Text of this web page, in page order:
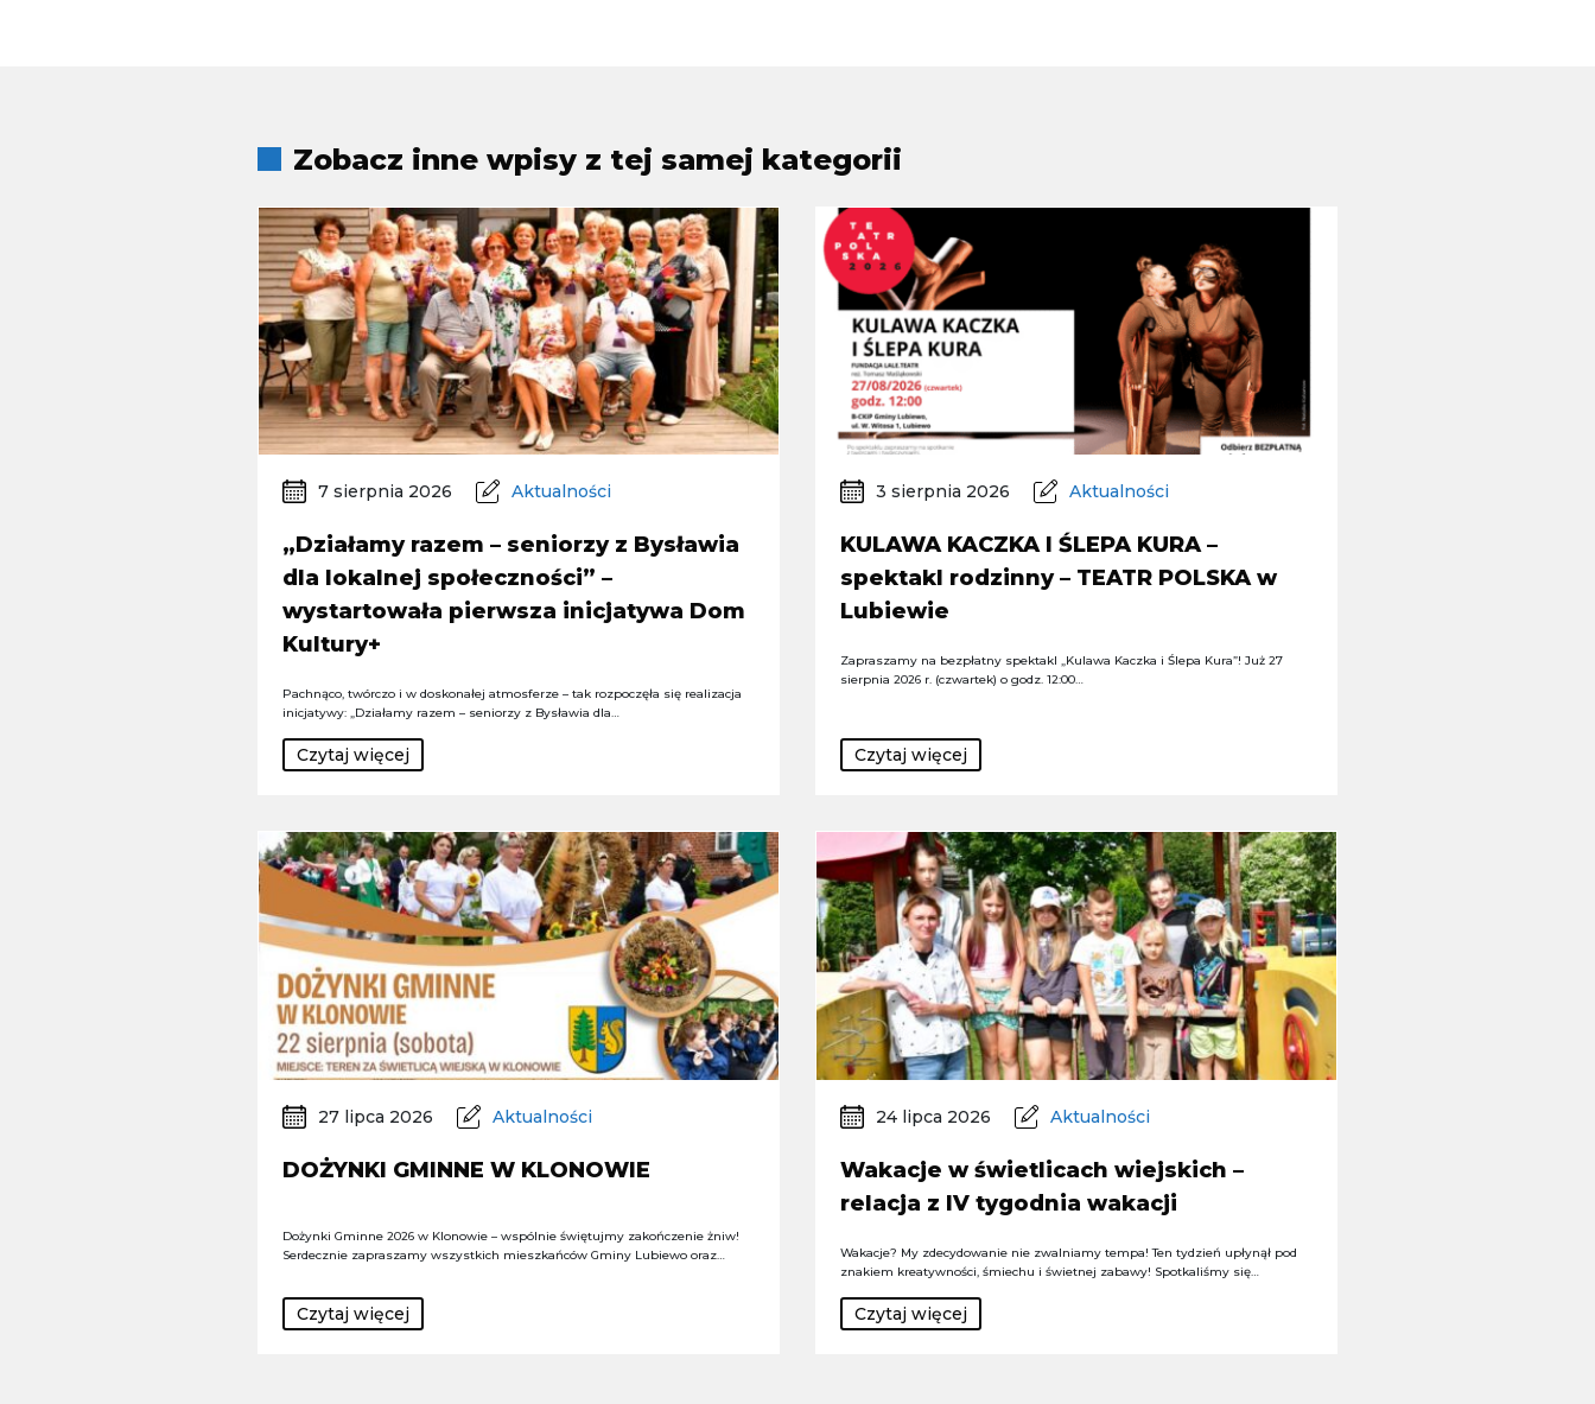
Zobacz inne wpisy z tej samej kategorii
7 sierpnia 2026 Aktualności
„Działamy razem – seniorzy z Bysławia
dla lokalnej społeczności” –
wystartowała pierwsza inicjatywa Dom
Kultury+
Pachnąco, twórczo i w doskonałej atmosferze – tak rozpoczęła się realizacja
inicjatywy: „Działamy razem – seniorzy z Bysławia dla…
Czytaj więcej
3 sierpnia 2026 Aktualności
KULAWA KACZKA I ŚLEPA KURA –
spektakl rodzinny – TEATR POLSKA w
Lubiewie
Zapraszamy na bezpłatny spektakl „Kulawa Kaczka i Ślepa Kura”! Już 27
sierpnia 2026 r. (czwartek) o godz. 12:00…
Czytaj więcej
27 lipca 2026 Aktualności
DOŻYNKI GMINNE W KLONOWIE
Dożynki Gminne 2026 w Klonowie – wspólnie świętujmy zakończenie żniw!
Serdecznie zapraszamy wszystkich mieszkańców Gminy Lubiewo oraz…
Czytaj więcej
24 lipca 2026 Aktualności
Wakacje w świetlicach wiejskich –
relacja z IV tygodnia wakacji
Wakacje? My zdecydowanie nie zwalniamy tempa! Ten tydzień upłynął pod
znakiem kreatywności, śmiechu i świetnej zabawy! Spotkaliśmy się…
Czytaj więcej